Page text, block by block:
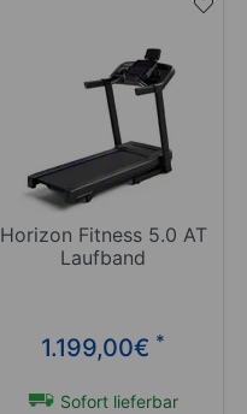
Horizon Fitness 5.0 AT
Laufband
1.199,00€ *
Sofort lieferbar